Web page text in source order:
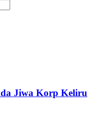
Jiwa Korp Keliru